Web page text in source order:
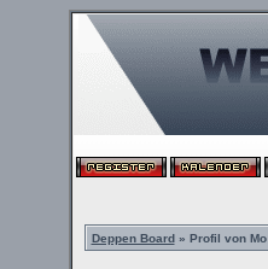
Deppen Board» Profil von Mo